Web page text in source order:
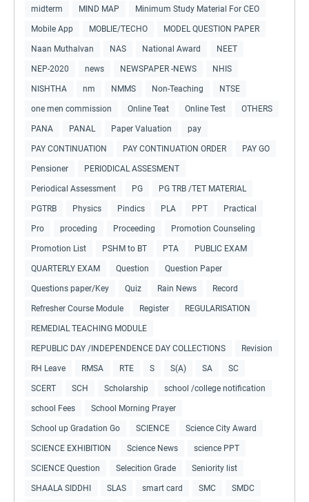
midterm MIND MAP Minimum Study Material For CEO
Mobile App MOBLIE/TECHO MODEL QUESTION PAPER
Naan Muthalvan NAS National Award NEET
NEP-2020 news NEWSPAPER -NEWS NHIS
NISHTHA nm NMMS Non-Teaching NTSE
one men commission Online Teat Online Test OTHERS
PANA PANAL Paper Valuation pay
PAY CONTINUATION PAY CONTINUATION ORDER PAY GO
Pensioner PERIODICAL ASSESMENT
Periodical Assessment PG PG TRB /TET MATERIAL
PGTRB Physics Pindics PLA PPT Practical
Pro proceding Proceeding Promotion Counseling
Promotion List PSHM to BT PTA PUBLIC EXAM
QUARTERLY EXAM Question Question Paper
Questions paper/Key Quiz Rain News Record
Refresher Course Module Register REGULARISATION
REMEDIAL TEACHING MODULE
REPUBLIC DAY /INDEPENDENCE DAY COLLECTIONS Revision
RH Leave RMSA RTE S S(A) SA SC
SCERT SCH Scholarship school /college notification
school Fees School Morning Prayer
School up Gradation Go SCIENCE Science City Award
SCIENCE EXHIBITION Science News science PPT
SCIENCE Question Selecition Grade Seniority list
SHAALA SIDDHI SLAS smart card SMC SMDC